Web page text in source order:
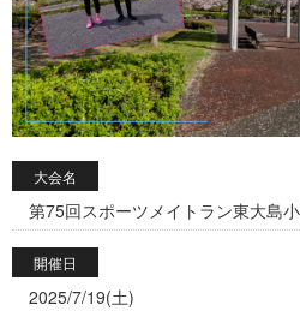
大会名
第75回スポーツメイトラン東大島
開催日
2025/7/19(土)